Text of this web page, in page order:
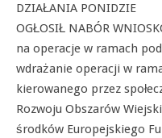
DZIAŁANIA PONIDZIE
OGŁOSIŁ NABÓR
na operacje w ramach
wdrażanie operacji w
kierowanego przez
Rozwoju Obszarów
środków Europejskiego